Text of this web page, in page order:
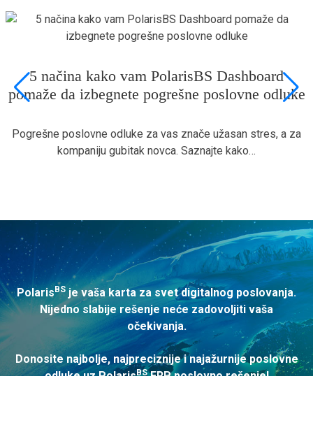
5 načina kako vam PolarisBS Dashboard
pomaže da izbegnete pogrešne poslovne odluke
Pogrešne poslovne odluke za vas znače užasan stres, a za
kompaniju gubitak novca. Saznajte kako…
Polaris BSje vaša karta za svet digitalnog poslovanja.
Nijedno slabije rešenje neće zadovoljiti vaša
očekivanja.
Donosite najbolje, najpreciznije i najažurnije poslovne
odluke uz PolarisBSERP poslovno rešenje!